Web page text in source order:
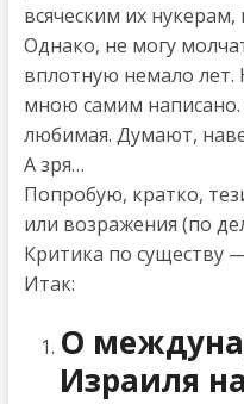
всяческим их
Однако, не могу
вплотную немало
мною самим
любимая. Думают,
А зря…
Попробую, кратко,
или возражения (по
Критика по существу
Итак:
О
Израиля